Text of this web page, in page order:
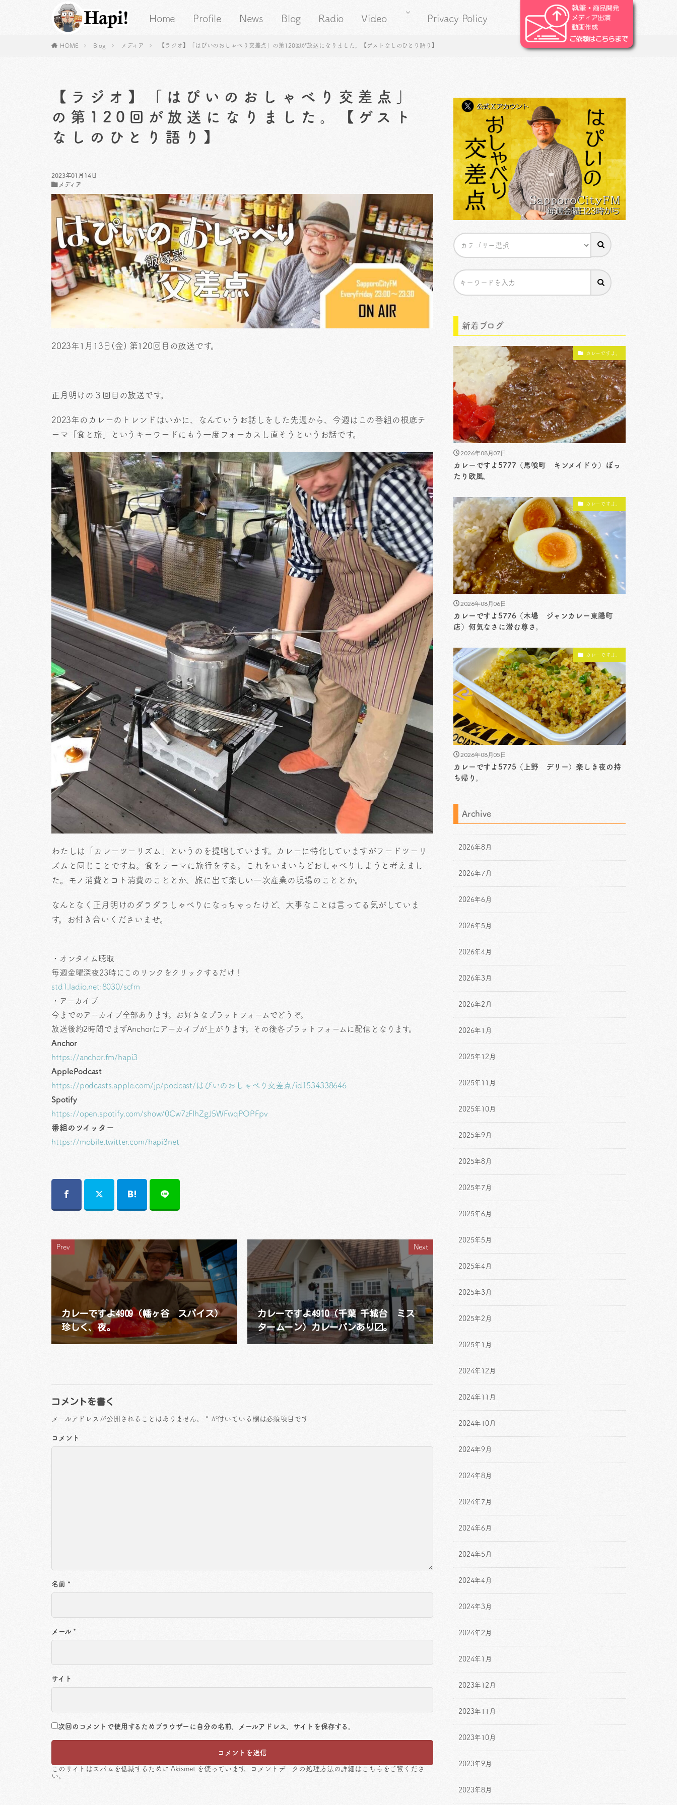
Home Profile News Blog Radio Video Privacy Policy
HOME Blog メディア 【ラジオ】「はぴいのおしゃべり交差点」の第120回が放送になりました。【ゲストなしのひとり語り】
【ラジオ】「はぴいのおしゃべり交差点」
の第120回が放送になりました。【ゲスト
なしのひとり語り】
2023年01月14日
メディア
2023年1月13日(金) 第120回目の放送です。
正月明けの３回目の放送です。
2023年のカレーのトレンドはいかに、なんていうお話しをした先週から、今週はこの番組の根底テ
ーマ「食と旅」というキーワードにもう一度フォーカスし直そうというお話です。
わたしは「カレーツーリズム」というのを提唱しています。カレーに特化していますがフードツーリ
ズムと同じことですね。食をテーマに旅行をする。これをいまいちどおしゃべりしようと考えまし
た。モノ消費とコト消費のこととか、旅に出て楽しい一次産業の現場のこととか。
なんとなく正月明けのダラダラしゃべりになっちゃったけど、大事なことは言ってる気がしていま
す。お付き合いくださいませ。
・オンタイム聴取
毎週金曜深夜23時にこのリンクをクリックするだけ！
std1.ladio.net:8030/scfm
・アーカイブ
今までのアーカイブ全部あります。お好きなプラットフォームでどうぞ。
放送後約2時間でまずAnchorにアーカイブが上がります。その後各プラットフォームに配信となります。
Anchor
https://anchor.fm/hapi3
ApplePodcast
https://podcasts.apple.com/jp/podcast/はぴいのおしゃべり交差点/id1534338646
Spotify
https://open.spotify.com/show/0Cw7zFIhZgJ5WFwqPOPFpv
番組のツイッター
https://mobile.twitter.com/hapi3net
Prev
カレーですよ4909（幡ヶ谷 スパイス）
珍しく、夜。
Next
カレーですよ4910（千葉 千城台 ミス
タームーン）カレーパンあり〼。
コメントを書く
メールアドレスが公開されることはありません。 * が付いている欄は必須項目です
コメント
名前 *
メール *
サイト
次回のコメントで使用するためブラウザーに自分の名前、メールアドレス、サイトを保存する。
このサイトはスパムを低減するために Akismet を使っています。
コメントデータの処理方法の詳細はこちらをご覧くださ
い
新着ブログ
カレーですよ。
2026年08月07日
カレーですよ5777（馬喰町 キンメイドウ）ぽっ
たり欧風。
カレーですよ。
2026年08月06日
カレーですよ5776（木場 ジャンカレー東陽町
店）何気なさに潜む尊さ。
カレーですよ。
2026年08月05日
カレーですよ5775（上野 デリー）楽しき夜の持
ち帰り。
Archive
2026年8月
2026年7月
2026年6月
2026年5月
2026年4月
2026年3月
2026年2月
2026年1月
2025年12月
2025年11月
2025年10月
2025年9月
2025年8月
2025年7月
2025年6月
2025年5月
2025年4月
2025年3月
2025年2月
2025年1月
2024年12月
2024年11月
2024年10月
2024年9月
2024年8月
2024年7月
2024年6月
2024年5月
2024年4月
2024年3月
2024年2月
2024年1月
2023年12月
2023年11月
2023年10月
2023年9月
2023年8月